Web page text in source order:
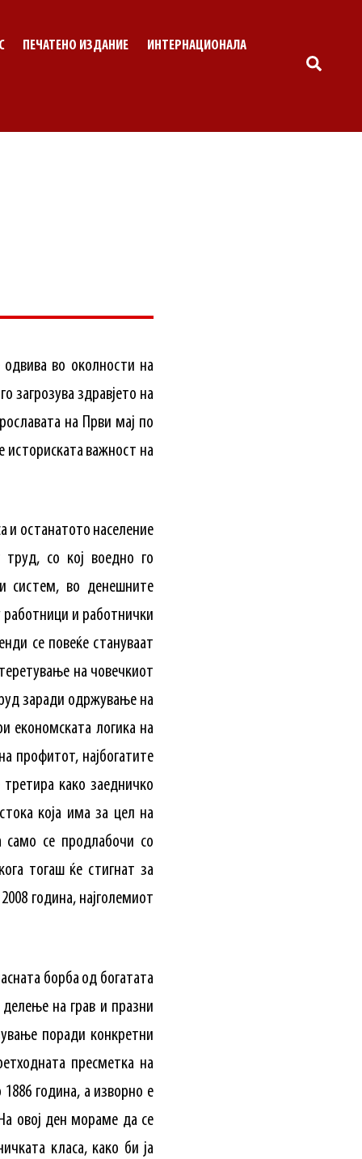
ПЕЧАТЕНО ИЗДАНИЕ ИНТЕРНАЦИОНАЛА
во околности на
загрозува здравјето на
на Први мај по
историската важност на
и останатото население
труд, со кој воедно го
систем, во денешните
работници и работнички
се повеќе стануваат
на човечкиот
заради одржување на
економската логика на
профитот, најбогатите
како заедничко
која има за цел на
само се продлабочи со
тогаш ќе стигнат за
година, најголемиот
борба од богатата
на грав и празни
поради конкретни
пресметка на
година, а изворно е
овој ден мораме да се
класа, како би ја